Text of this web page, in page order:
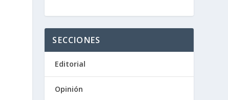
SECCIONES
Editorial
Opinión